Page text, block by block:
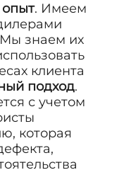
. Имеем
Мы знаем их
клиента
подход.
с учетом
которая